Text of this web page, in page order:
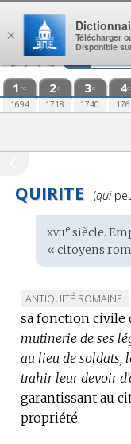
Aller au contenu
1 re
1694
2e
1718
3e
1740
4e
QUIRITE (qui
Étymologie
:
xviiesiècle.
« citoyens
MARQUE
DE
DOMAINE
:
ANTIQUITÉ ROMAINE.
sa fonction civile
mutinerie de ses
au lieu de soldats,
trahir leur devoir
garantissant au
propriété.
×
Télécharger
Disponible